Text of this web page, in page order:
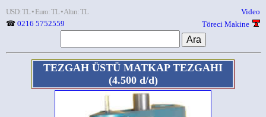
USD: TL • Euro: TL • Altın: TL
Video
☎ 0216 5752559 Töreci Makine
TEZGAH ÜSTÜ MATKAP TEZGAHI
(4.500 d/d)